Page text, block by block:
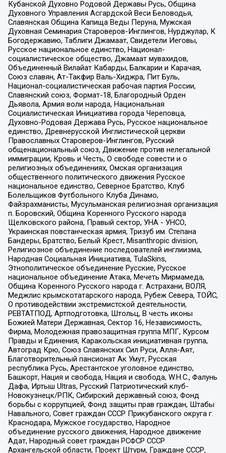
Кубанской Духовно Родовой Державы Русь, Община
Духовного Управления Асгардской Веси Беловодья,
Славянская Община Капища Веды Перуна, Мужская
Духовная Семинария Староверов-Инглингов, Нурджулар, К
Богодержавию, Таблиги Джамаат, Свидетели Иеговы,
Русское национальное единство, Национал-
социалистическое общество, Джамаат мувахидов,
Объединенный Вилайат Кабарды, Балкарии и Карачая,
Союз славян, Ат-Такфир Валь-Хиджра, Пит Буль,
Национал-социалистическая рабочая партия России,
Славянский союз, Формат-18, Благородный Орден
Дьявола, Армия воли народа, Национальная
Социалистическая Инициатива города Череповца,
Духовно-Родовая Держава Русь, Русское национальное
единство, Древнерусской Инглистической церкви
Православных Староверов-Инглингов, Русский
общенациональный союз, Движение против нелегальной
иммиграции, Кровь и Честь, О свободе совести и о
религиозных объединениях, Омская организация
общественного политического движения Русское
национальное единство, Северное Братство, Клуб
Болельщиков Футбольного Клуба Динамо,
Файзрахманисты, Мусульманская религиозная организация
п. Боровский, Община Коренного Русского народа
Щелковского района, Правый сектор, УНА - УНСО,
Украинская повстанческая армия, Тризуб им. Степана
Бандеры, Братство, Белый Крест, Misanthropic division,
Религиозное объединение последователей инглиизма,
Народная Социальная Инициатива, TulaSkins,
Этнополитическое объединение Русские, Русское
национальное объединение Атака, Мечеть Мирмамеда,
Община Коренного Русского народа г. Астрахани, ВОЛЯ,
Меджлис крымскотатарского народа, Рубеж Севера, ТОЙС,
О противодействии экстремистской деятельности,
РЕВТАТПОД, Артподготовка, Штольц, В честь иконы
Божией Матери Державная, Сектор 16, Независимость,
Фирма, Молодежная правозащитная группа МПГ, Курсом
Правды и Единения, Каракольская инициативная группа,
Автоград Крю, Союз Славянских Сил Руси, Алля-Аят,
Благотворительный пансионат Ак Умут, Русская
республика Русь, Арестантское уголовное единство,
Башкорт, Нация и свобода, Нация и свобода, W.H.С., Фалунь
Дафа, Иртыш Ultras, Русский Патриотический клуб-
Новокузнецк/РПК, Сибирский державный союз, Фонд
борьбы с коррупцией, Фонд защиты прав граждан, Штабы
Навального, Совет граждан СССР Прикубанского округа г.
Краснодара, Мужское государство, Народное
объединение русского движения, Народное движение
Адат, Народный совет граждан РСФСР СССР
Архангельской области, Проект Штурм, Граждане СССР,